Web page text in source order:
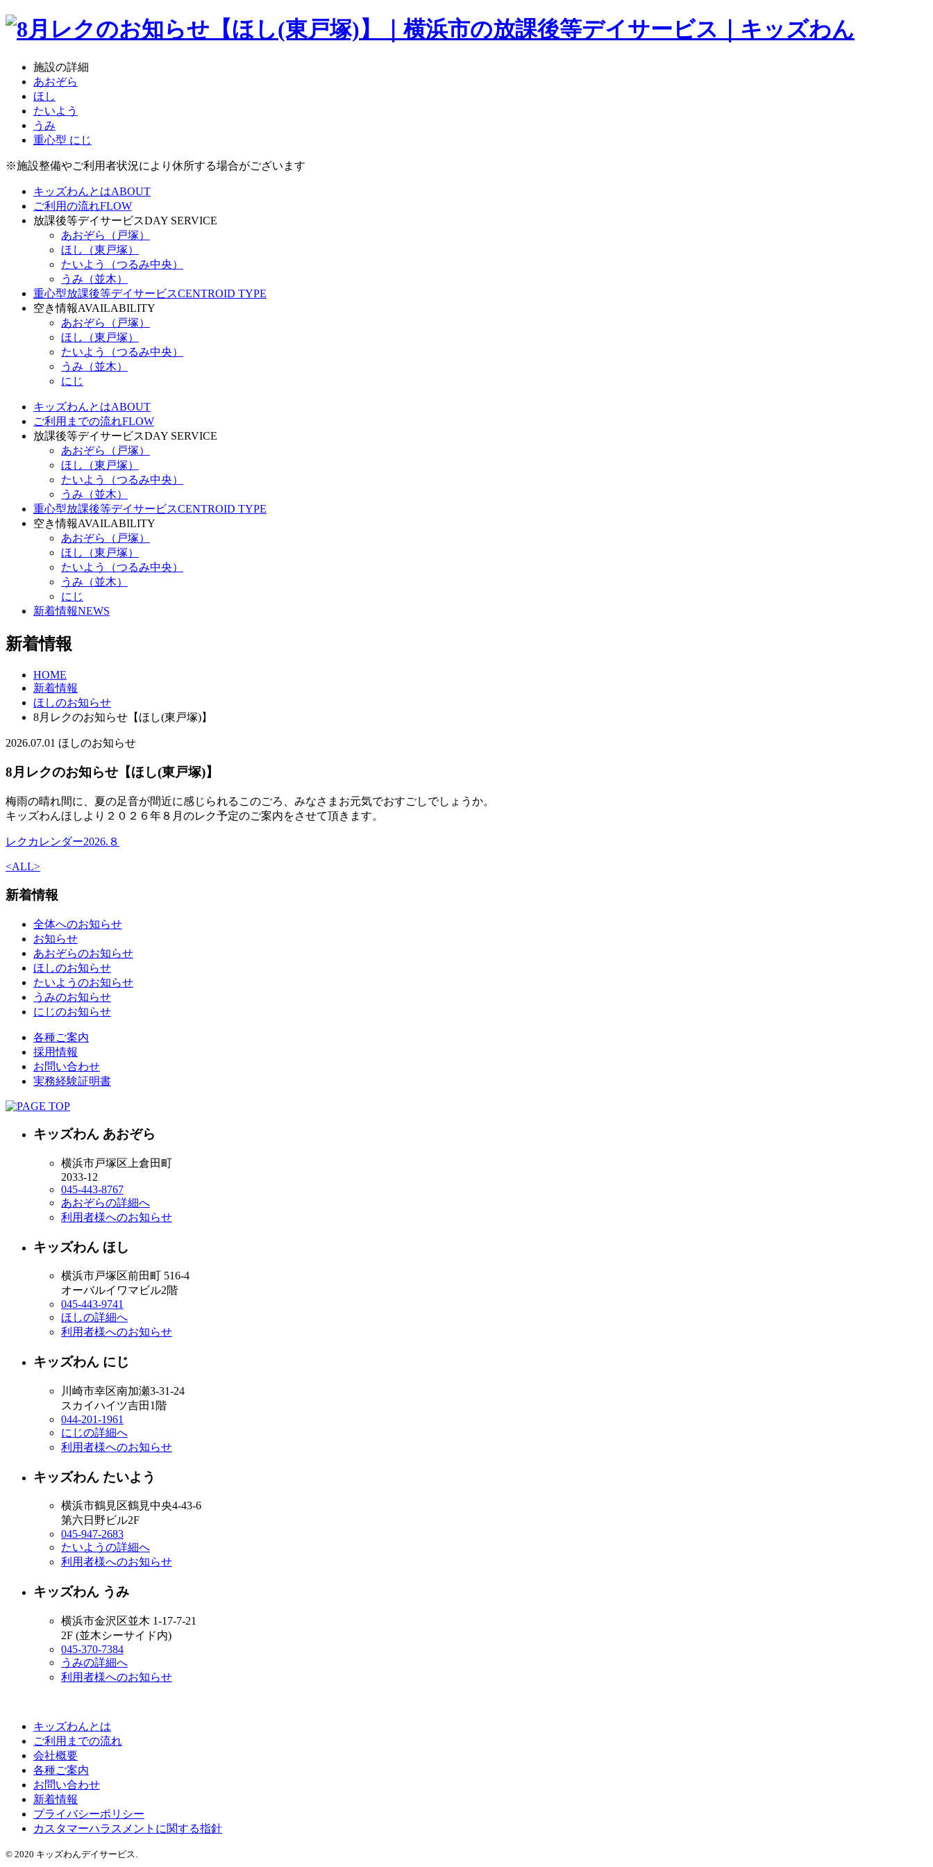
施設の詳細
あおぞら
ほし
たいよう
うみ
重心型 にじ
※施設整備やご利用者状況により休所する場合がございます
キッズわんとはABOUT
ご利用の流れFLOW
放課後等デイサービスDAY SERVICE
あおぞら（戸塚）
ほし（東戸塚）
たいよう（つるみ中央）
うみ（並木）
重心型放課後等デイサービスCENTROID TYPE
空き情報AVAILABILITY
あおぞら（戸塚）
ほし（東戸塚）
たいよう（つるみ中央）
うみ（並木）
にじ
キッズわんとはABOUT
ご利用までの流れFLOW
放課後等デイサービスDAY SERVICE
あおぞら（戸塚）
ほし（東戸塚）
たいよう（つるみ中央）
うみ（並木）
重心型放課後等デイサービスCENTROID TYPE
空き情報AVAILABILITY
あおぞら（戸塚）
ほし（東戸塚）
たいよう（つるみ中央）
うみ（並木）
にじ
新着情報NEWS
新着情報
HOME
新着情報
ほしのお知らせ
8月レクのお知らせ【ほし(東戸塚)】
2026.07.01 ほしのお知らせ
8月レクのお知らせ【ほし(東戸塚)】
梅雨の晴れ間に、夏の足音が間近に感じられるこのごろ、みなさまお元気でおすごしでしょうか。
キッズわんほしより２０２６年８月のレク予定のご案内をさせて頂きます。
レクカレンダー2026.８
<ALL>
新着情報
全体へのお知らせ
お知らせ
あおぞらのお知らせ
ほしのお知らせ
たいようのお知らせ
うみのお知らせ
にじのお知らせ
各種ご案内
採用情報
お問い合わせ
実務経験証明書
キッズわん あおぞら
横浜市戸塚区上倉田町
2033-12
045-443-8767
あおぞらの詳細へ
利用者様へのお知らせ
キッズわん ほし
横浜市戸塚区前田町 516-4
オーバルイワマビル2階
045-443-9741
ほしの詳細へ
利用者様へのお知らせ
キッズわん にじ
川崎市幸区南加瀬3-31-24
スカイハイツ吉田1階
044-201-1961
にじの詳細へ
利用者様へのお知らせ
キッズわん たいよう
横浜市鶴見区鶴見中央4-43-6
第六日野ビル2F
045-947-2683
たいようの詳細へ
利用者様へのお知らせ
キッズわん うみ
横浜市金沢区並木 1-17-7-21
2F (並木シーサイド内)
045-370-7384
うみの詳細へ
利用者様へのお知らせ
キッズわんとは
ご利用までの流れ
会社概要
各種ご案内
お問い合わせ
新着情報
プライバシーポリシー
カスタマーハラスメントに関する指針
© 2020 キッズわんデイサービス.